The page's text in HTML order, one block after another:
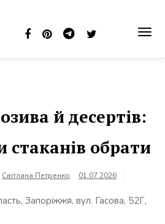
й десертів:
стаканів обрати
Світлана Петренко
01.07.2026
Запоріжжя, вул. Гасова, 52Г,